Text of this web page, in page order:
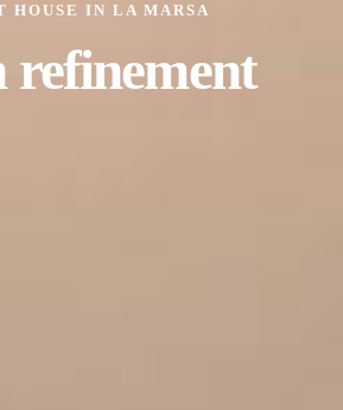
HOUSE IN LA MARSA
refinement